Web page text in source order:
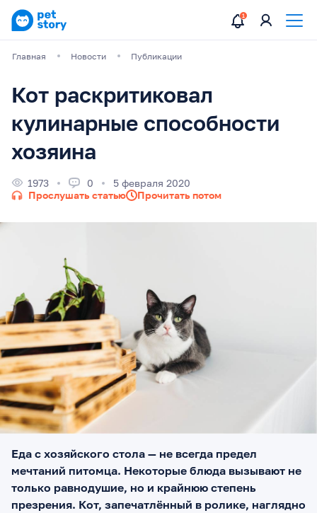
Главная Новости Публикации
Кот раскритиковал
кулинарные способности
хозяина
1973 0
5 февраля 2020
Прослушать статью
Прочитать потом
Еда с хозяйского стола — не всегда предел
мечтаний питомца. Некоторые блюда вызывают не
только равнодушие, но и крайнюю степень
презрения. Кот, запечатлённый в ролике, наглядно